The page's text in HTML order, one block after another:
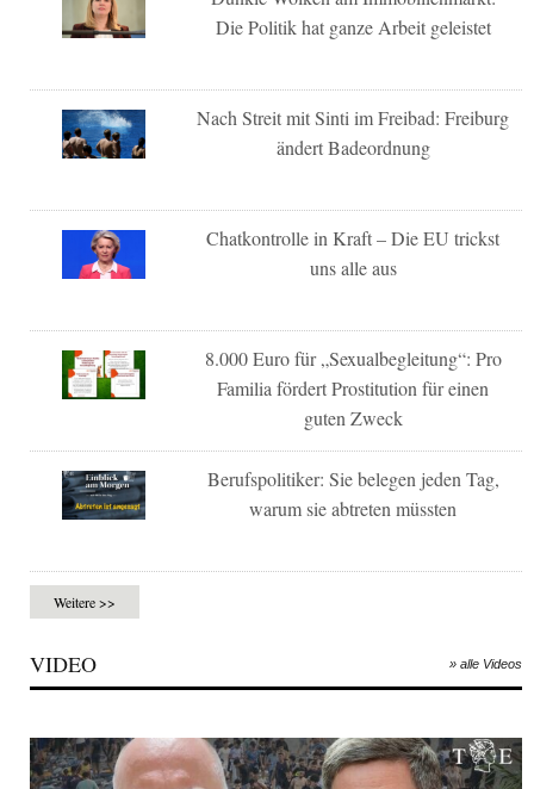
Die Politik hat ganze Arbeit geleistet
Nach Streit mit Sinti im Freibad: Freiburg
ändert Badeordnung
Chatkontrolle in Kraft – Die EU trickst
uns alle aus
8.000 Euro für „Sexualbegleitung“: Pro
Familia fördert Prostitution für einen
guten Zweck
Berufspolitiker: Sie belegen jeden Tag,
warum sie abtreten müssten
Weitere >>
VIDEO » alle Videos